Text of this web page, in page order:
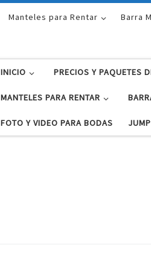
Manteles para Rentar Barra
INICIO PRECIOS Y PAQUETES
MANTELES PARA RENTAR
FOTO Y VIDEO PARA BODAS